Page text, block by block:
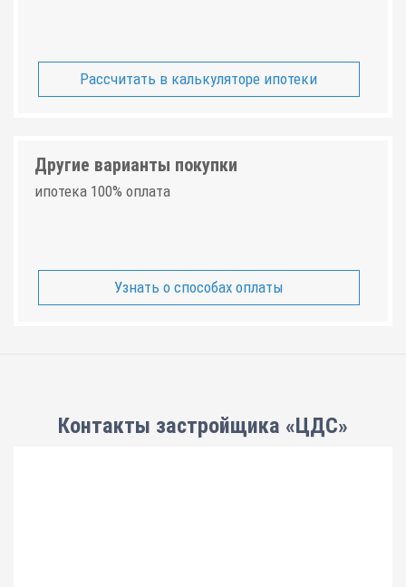
Рассчитать в калькуляторе ипотеки
Другие варианты покупки
ипотека 100% оплата
Узнать о способах оплаты
Контакты застройщика «ЦДС»